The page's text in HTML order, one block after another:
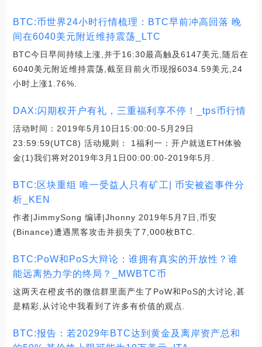
BTC:币世界24小时行情梳理：BTC早前冲高回落 晚
间在6040美元附近维持震荡_LTC
BTC今日早间持续上涨,并于16:30最高触及6147美元,随后在
6040美元附近维持震荡,截至目前火币现报6034.59美元,24
小时上涨1.76%.
DAX:闪期权开户有礼，三重福利享不停！_tps币行情
活动时间：2019年5月10日15:00:00-5月29日
23:59:59(UTC8) 活动规则： 1福利一：开户就送ETH体验
金(1)我们将对2019年3月1日00:00:00-2019年5月.
BTC:区块重组 唯一受益人只有矿工| 币安被盗事件分
析_KEN
作者|JimmySong 编译|Jhonny 2019年5月7日,币安
(Binance)遭遇黑客攻击并损失了7,000枚BTC.
BTC:PoW和PoS大辩论：谁拥有真实的开放性？谁
能远离热力学的终局？_MWBTC币
这两天在橙皮书的微信群里面产生了PoW和PoS的大讨论,甚
是精彩,从讨论中我看到了许多有价值的观点.
BTC:报告：若2029年BTC达到黄金及离岸资产总和